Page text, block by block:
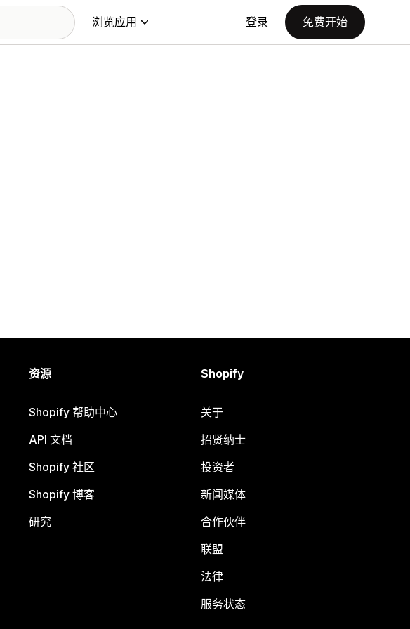
浏览应用 登录 免费开始
资源
Shopify 帮助中心
API 文档
Shopify 社区
Shopify 博客
研究
Shopify
关于
招贤纳士
投资者
新闻媒体
合作伙伴
联盟
法律
服务状态